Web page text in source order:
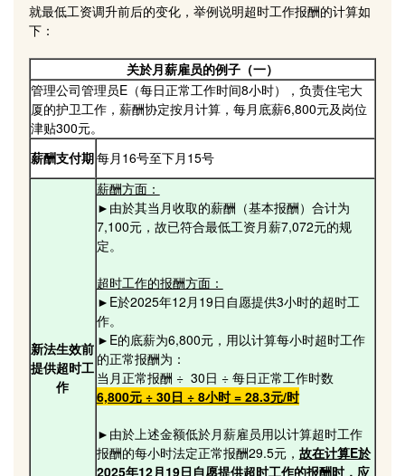
就最低工资调升前后的变化，举例说明超时工作报酬的计算如
下：
关於月薪雇员的例子（一）
管理公司管理员E（每日正常工作时间8小时），负责住宅大
厦的护卫工作，薪酬协定按月计算，每月底薪6,800元及岗位
津贴300元。
薪酬支付期每月16号至下月15号
新法生效前
提供超时工
作
薪酬方面：
►由於其当月收取的薪酬（基本报酬）合计为
7,100元，故已符合最低工资月薪7,072元的规
定。
超时工作的报酬方面：
►E於2025年12月19日自愿提供3小时的超时工
作。
►E的底薪为6,800元，用以计算每小时超时工作
的正常报酬为：
当月正常报酬 ÷ 30日 ÷ 每日正常工作时数
6,800元 ÷ 30日 ÷ 8小时 = 28.3元/时
►由於上述金额低於月薪雇员用以计算超时工作
报酬的每小时法定正常报酬29.5元， 故在计算E於
2025年12月19日自愿提供超时工作的报酬时，应